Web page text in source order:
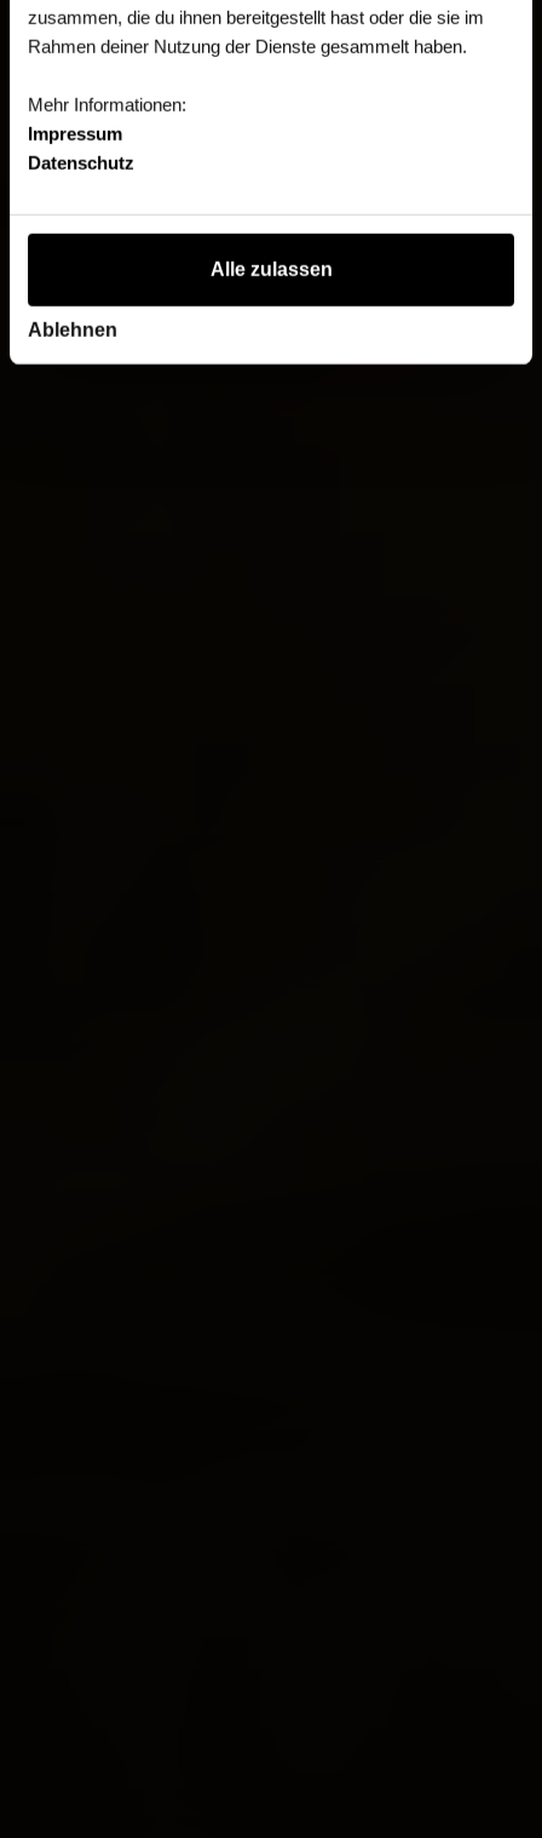
zusammen, die du ihnen bereitgestellt hast oder die sie im
Rahmen deiner Nutzung der Dienste gesammelt haben.
Mehr Informationen:
Impressum
Datenschutz
Alle zulassen
Ablehnen